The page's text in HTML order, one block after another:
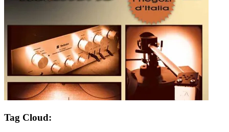
Tag Cloud: